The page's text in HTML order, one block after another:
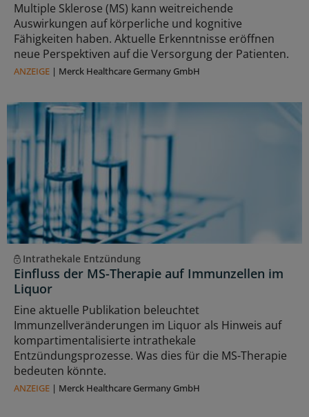
Multiple Sklerose (MS) kann weitreichende
Auswirkungen auf körperliche und kognitive
Fähigkeiten haben. Aktuelle Erkenntnisse eröffnen
neue Perspektiven auf die Versorgung der Patienten.
ANZEIGE | Merck Healthcare Germany GmbH
Intrathekale Entzündung
Einfluss der MS-Therapie auf Immunzellen im
Liquor
Eine aktuelle Publikation beleuchtet
Immunzellveränderungen im Liquor als Hinweis auf
kompartimentalisierte intrathekale
Entzündungsprozesse. Was dies für die MS-Therapie
bedeuten könnte.
ANZEIGE | Merck Healthcare Germany GmbH